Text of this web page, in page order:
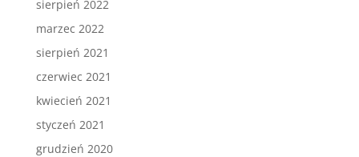
sierpień 2022
marzec 2022
sierpień 2021
czerwiec 2021
kwiecień 2021
styczeń 2021
grudzień 2020